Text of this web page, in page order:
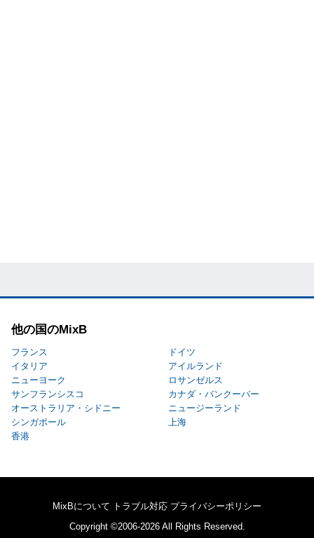
他の国のMixB
フランス
ドイツ
イタリア
アイルランド
ニューヨーク
ロサンゼルス
サンフランシスコ
カナダ・バンクーバー
オーストラリア・シドニー
ニュージーランド
シンガポール
上海
香港
MixBについて トラブル対応 プライバシーポリシー
Copyright ©2006-2026 All Rights Reserved.